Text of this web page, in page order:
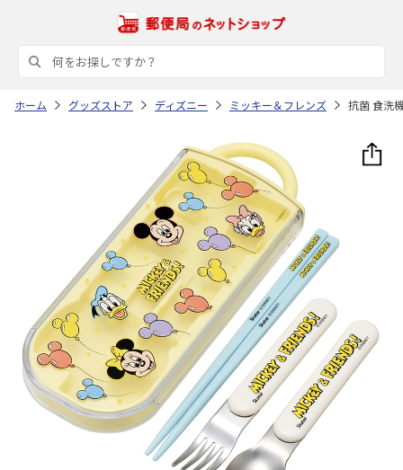
ホーム グッズストア ディズニー ミッキー＆フレンズ 抗菌 食洗